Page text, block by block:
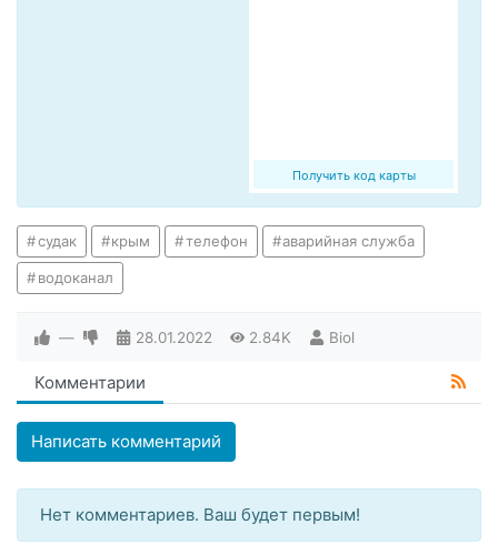
Получить код карты
судак крым телефон аварийная служба
водоканал
— 28.01.2022 2.84K Biol
Комментарии
Написать комментарий
Нет комментариев. Ваш будет первым!